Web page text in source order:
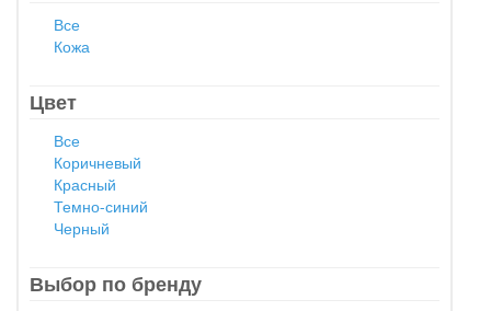
Все
Кожа
Цвет
Все
Коричневый
Красный
Темно-синий
Черный
Выбор по бренду